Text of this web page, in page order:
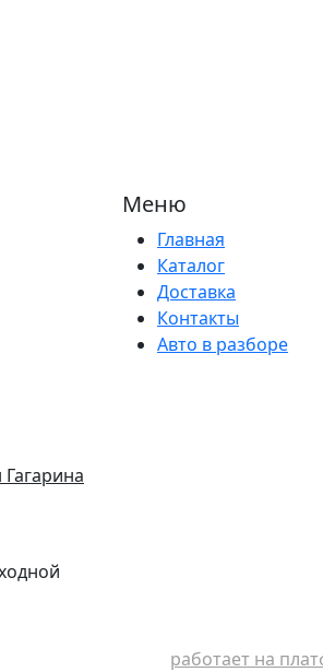
Меню
Главная
Каталог
Доставка
Контакты
Авто в разборе
работает на